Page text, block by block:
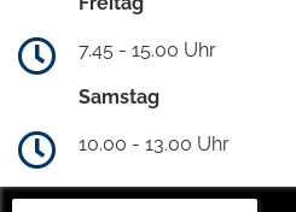
7.45 - 15.00 Uhr
Samstag
10.00 - 13.00 Uhr